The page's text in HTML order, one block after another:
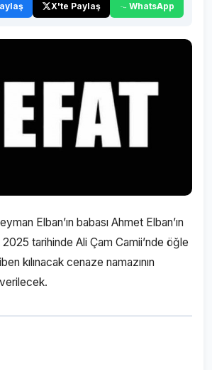
X'te Paylaş WhatsApp
Elban’ın babası Ahmet Elban’ın
tarihinde Ali Çam Camii’nde öğle
kılınacak cenaze namazının